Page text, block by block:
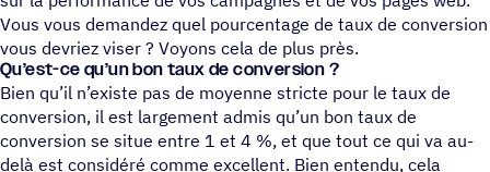
Vous vous demandez quel pourcentage de taux de conversion
vous devriez viser ? Voyons cela de plus près.
Qu’est-ce qu’un bon taux de conversion ?
Bien qu’il n’existe pas de moyenne stricte pour le taux de
conversion, il est largement admis qu’un bon taux de
conversion se situe entre 1 et 4 %, et que tout ce qui va au-
delà est considéré comme excellent. Bien entendu, cela